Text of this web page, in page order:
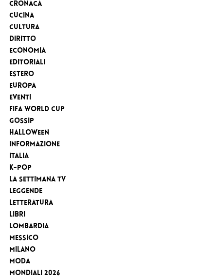
Cronaca
cucina
Cultura
Diritto
Economia
Editoriali
Estero
Europa
eventi
FIFA WORLD CUP
Gossip
Halloween
Informazione
Italia
K-Pop
la settimana tv
Leggende
Letteratura
Libri
Lombardia
Messico
Milano
Moda
MONDIALI 2026